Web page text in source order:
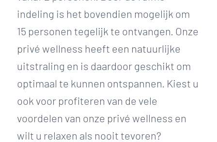
indeling is het bovendien mogelijk om
15 personen tegelijk te ontvangen. Onze
privé wellness heeft een natuurlijke
uitstraling en is daardoor geschikt om
optimaal te kunnen ontspannen. Kiest u
ook voor profiteren van de vele
voordelen van onze privé wellness en
wilt u relaxen als nooit tevoren?